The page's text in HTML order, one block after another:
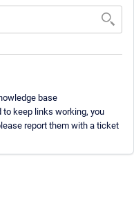
base
keep links working, you
report them with a ticket